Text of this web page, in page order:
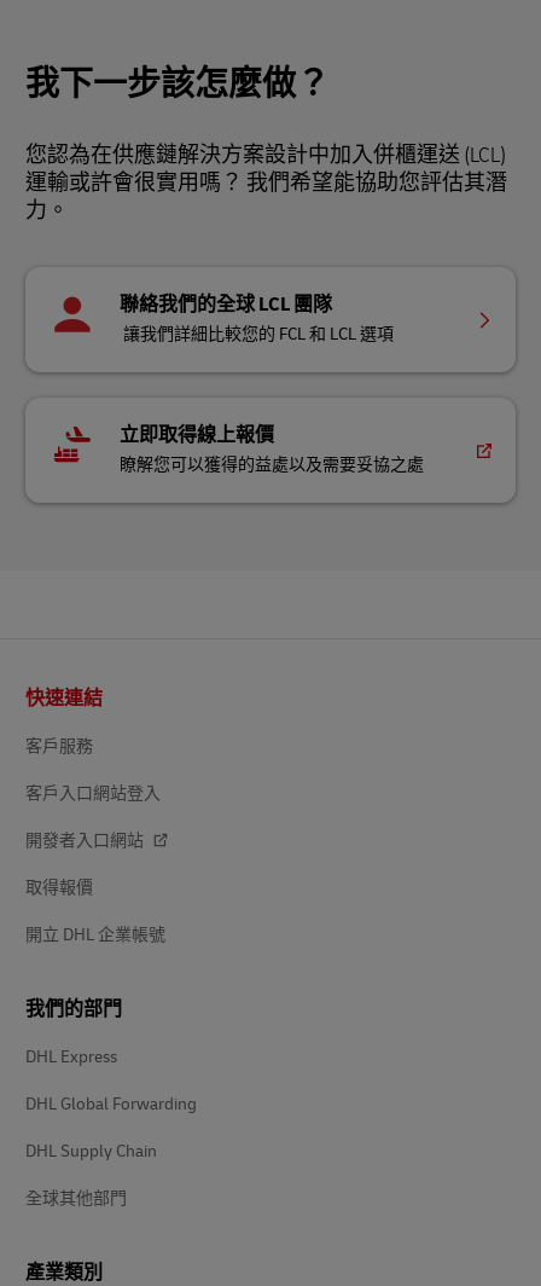
我下一步該怎麼做？
您認為在供應鏈解決方案設計中加入併櫃運送 (LCL)
運輸或許會很實用嗎？ 我們希望能協助您評估其潛
力。
聯絡我們的全球 LCL 團隊
讓我們詳細比較您的 FCL 和 LCL 選項
立即取得線上報價
瞭解您可以獲得的益處以及需要妥協之處
頁
尾
快速連結
客戶服務
客戶入口網站登入
開發者入口網站
取得報價
開立 DHL 企業帳號
我們的部門
DHL Express
DHL Global Forwarding
DHL Supply Chain
全球其他部門
產業類別